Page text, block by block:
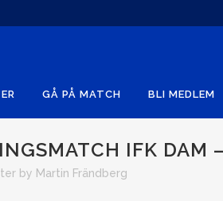
GÅ PÅ MATCH BLI MEDLEM
IFK DAM
by Martin Frändberg